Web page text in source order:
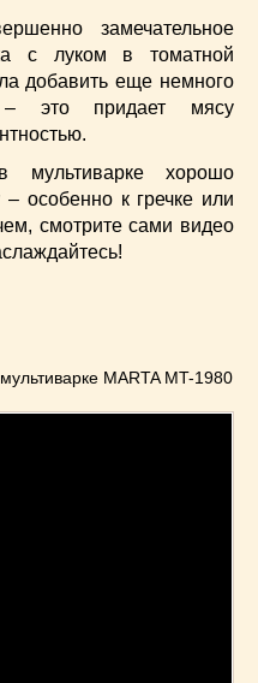
замечательное
с луком в томатной
добавить еще немного
– это придает мясу
хорошо
особенно к гречке или
смотрите сами видео
MARTA MT-1980